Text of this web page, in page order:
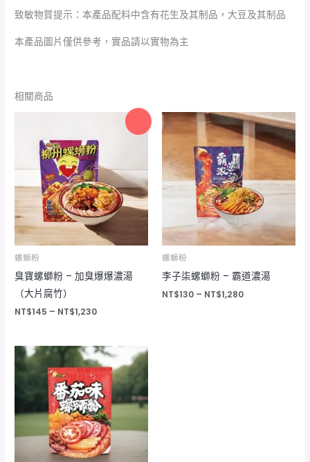
致敏物質提示：本產品配料中含有花生及其制品，大豆及其制品
本產品圖片僅供參考，實品請以實物為主
相關商品
螺螄粉
臭寶螺螄粉 – 加臭爆爆濃湯
（大片腐竹）
NT$145 – NT$1,230
範
圍：
NT$145
到
NT$1,230
螺螄粉
李子柒螺螄粉 – 霸道濃湯
NT$130 – NT$1,280
價
格
範
圍：
NT$130
到
NT$1,280